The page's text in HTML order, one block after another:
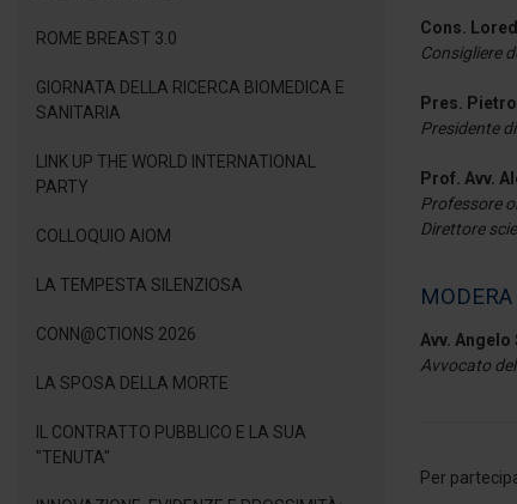
ROME BREAST 3.0
GIORNATA DELLA RICERCA BIOMEDICA E
SANITARIA
LINK UP THE WORLD INTERNATIONAL
PARTY
COLLOQUIO AIOM
LA TEMPESTA SILENZIOSA
CONN@CTIONS 2026
LA SPOSA DELLA MORTE
IL CONTRATTO PUBBLICO E LA SUA
"TENUTA"
Cons.
Consigliere
Pres. Pietro
Presidente
Prof. Avv.
Professore
Direttore
Avv. Angelo
Avvocato
Per